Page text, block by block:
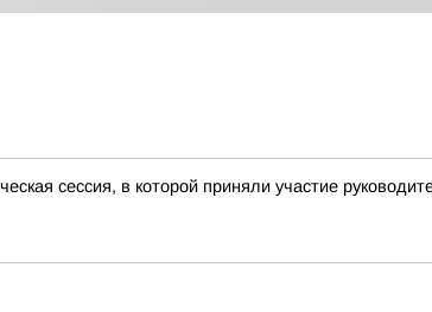
сессия, в которой приняли участие